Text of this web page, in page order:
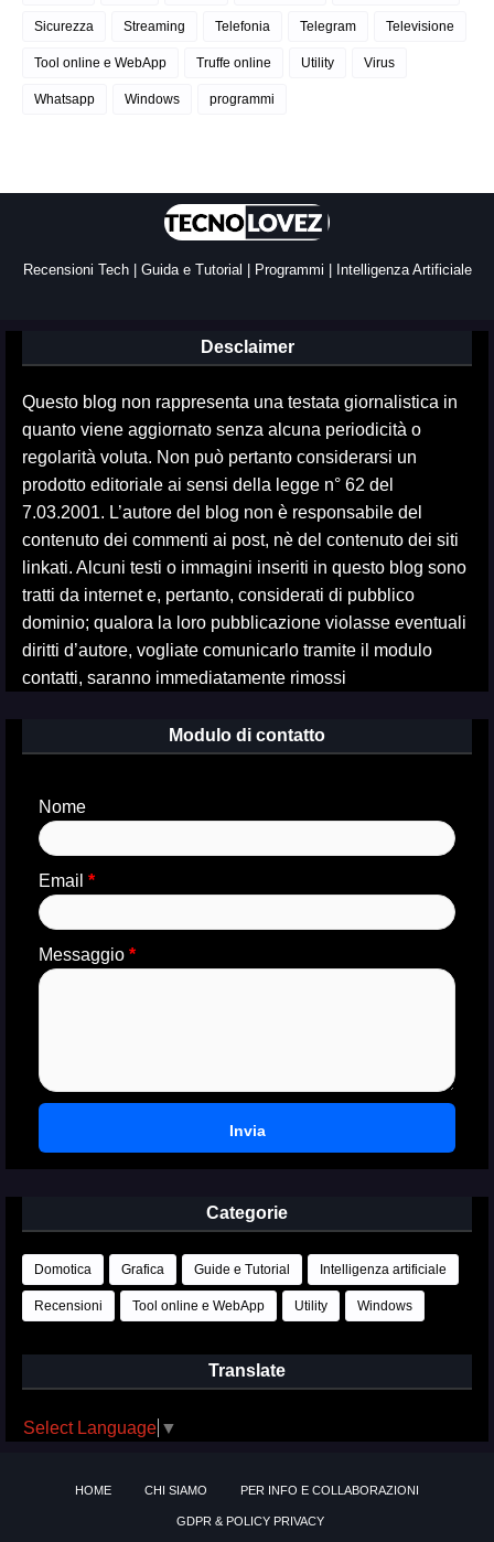
Sicurezza Streaming Telefonia Telegram Televisione
Tool online e WebApp Truffe online Utility Virus
Whatsapp Windows programmi
Recensioni Tech | Guida e Tutorial | Programmi | Intelligenza Artificiale
Desclaimer
Questo blog non rappresenta una testata giornalistica in
quanto viene aggiornato senza alcuna periodicità o
regolarità voluta. Non può pertanto considerarsi un
prodotto editoriale ai sensi della legge n° 62 del
7.03.2001. L’autore del blog non è responsabile del
contenuto dei commenti ai post, nè del contenuto dei siti
linkati. Alcuni testi o immagini inseriti in questo blog sono
tratti da internet e, pertanto, considerati di pubblico
dominio; qualora la loro pubblicazione violasse eventuali
diritti d’autore, vogliate comunicarlo tramite il modulo
contatti, saranno immediatamente rimossi
Modulo di contatto
Nome
Email *
Messaggio *
Categorie
Domotica Grafica Guide e Tutorial Intelligenza artificiale
Recensioni Tool online e WebApp Utility Windows
Translate
Select Language ▼
HOME CHI SIAMO PER INFO E COLLABORAZIONI
GDPR & POLICY PRIVACY